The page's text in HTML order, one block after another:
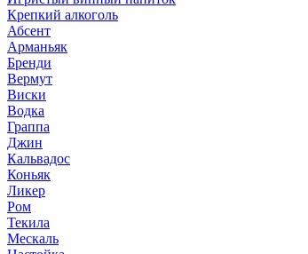
Крепкий алкоголь
Абсент
Арманьяк
Бренди
Вермут
Виски
Водка
Граппа
Джин
Кальвадос
Коньяк
Ликер
Ром
Текила
Мескаль